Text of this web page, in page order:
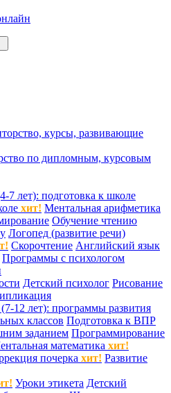
курсы, развивающие
по дипломным, курсовым
7 лет): подготовка к школе
хит! Ментальная арифметика
Обучение чтению
Логопед (развитие речи)
Скорочтение Английский язык
Программы с психологом
Детский психолог Рисование
12 лет): программы развития
классов Подготовка к ВПР
заданием Программирование
математика хит!
почерка хит! Развитие
Уроки этикета Детский